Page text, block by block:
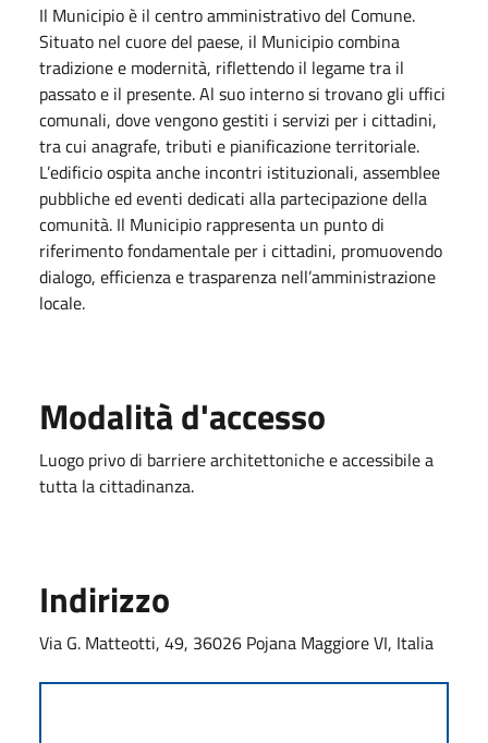
Il Municipio è il centro amministrativo del Comune.
Situato nel cuore del paese, il Municipio combina
tradizione e modernità, riflettendo il legame tra il
passato e il presente. Al suo interno si trovano gli uffici
comunali, dove vengono gestiti i servizi per i cittadini,
tra cui anagrafe, tributi e pianificazione territoriale.
L’edificio ospita anche incontri istituzionali, assemblee
pubbliche ed eventi dedicati alla partecipazione della
comunità. Il Municipio rappresenta un punto di
riferimento fondamentale per i cittadini, promuovendo
dialogo, efficienza e trasparenza nell’amministrazione
locale.
Modalità d'accesso
Luogo privo di barriere architettoniche e accessibile a
tutta la cittadinanza.
Indirizzo
Via G. Matteotti, 49, 36026 Pojana Maggiore VI, Italia